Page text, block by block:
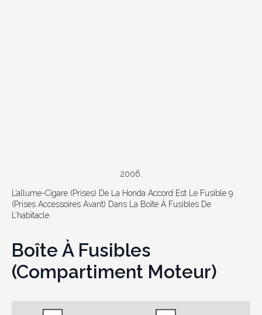
2006.
L’allume-Cigare (prises) De La Honda Accord Est Le Fusible 9
(prises Accessoires Avant) Dans La Boîte À Fusibles De
L’habitacle.
Boîte À Fusibles
(compartiment Moteur)